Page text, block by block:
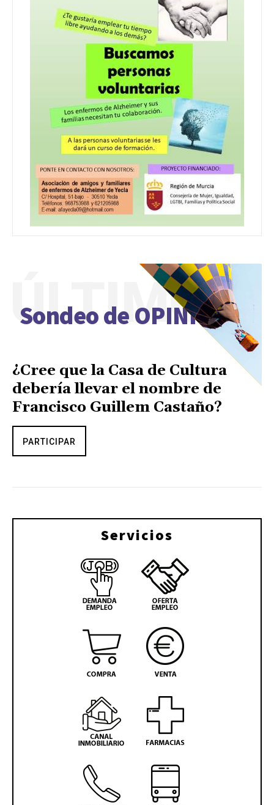
Sondeo de OPINIÓN
ÚLTIMO
¿Cree que la Casa de Cultura
debería llevar el nombre de
Francisco Guillem Castaño?
PARTICIPAR
Servicios